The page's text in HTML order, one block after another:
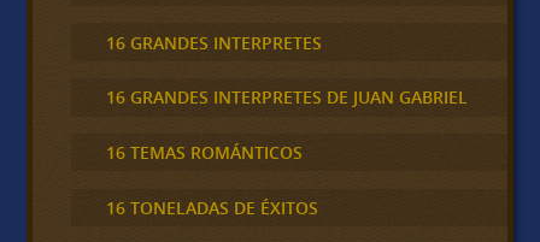
16 GRANDES INTERPRETES
16 GRANDES INTERPRETES DE JUAN GABRIEL
16 TEMAS ROMÁNTICOS
16 TONELADAS DE ÉXITOS